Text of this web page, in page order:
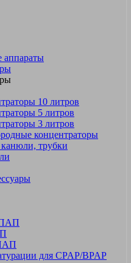
аппараты
10 литров
5 литров
3 литров
концентраторы
трубки
для CPAP/BPAP